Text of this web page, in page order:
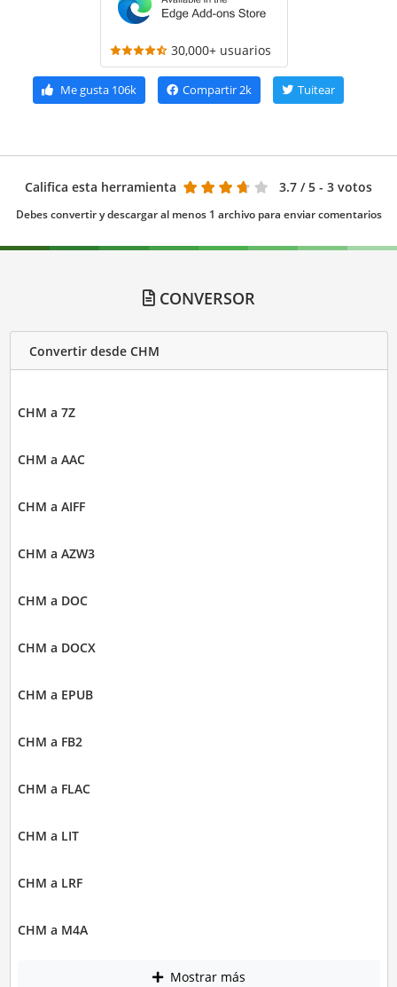
30,000+ usuarios
Me gusta106k Compartir2k Tuitear
Califica esta herramienta 3.7 / 5 - 3 votos
Debes convertir y descargar al menos 1 archivo para enviar comentarios
CONVERSOR
Convertir desde CHM
CHM a 7Z
CHM a AAC
CHM a AIFF
CHM a AZW3
CHM a DOC
CHM a DOCX
CHM a EPUB
CHM a FB2
CHM a FLAC
CHM a LIT
CHM a LRF
CHM a M4A
Mostrar más